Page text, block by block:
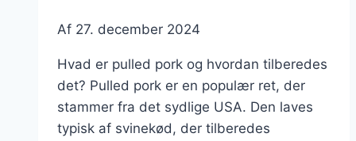
Af 27. december 2024
Hvad er pulled pork og hvordan tilberedes
det? Pulled pork er en populær ret, der
stammer fra det sydlige USA. Den laves
typisk af svinekød, der tilberedes